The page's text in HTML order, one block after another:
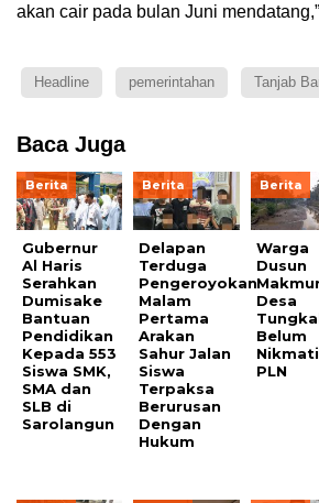
akan cair pada bulan Juni
Headline pemerintahan Tanjab
Baca Juga
Berita
Gubernur
Al Haris
Serahkan
Dumisake
Bantuan
Pendidikan
Kepada 553
Siswa SMK,
SMA dan
SLB di
Sarolangun
Berita
Delapan
Terduga
Pengeroyokan
Malam
Pertama
Arakan
Sahur Jalan
Siswa
Terpaksa
Berurusan
Dengan
Hukum
Berita
Warga
Dusun
Desa
Belum
Nikmati
PLN